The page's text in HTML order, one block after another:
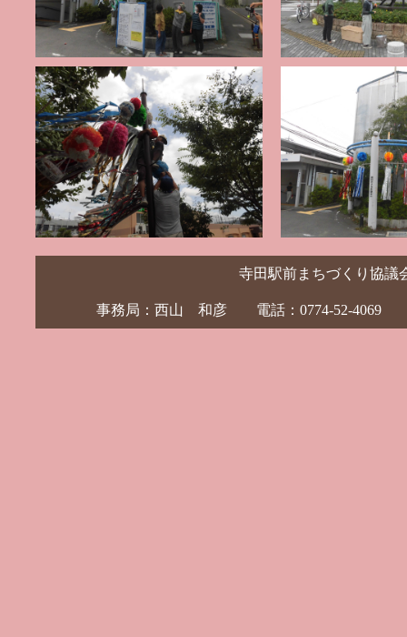
寺田駅前まちづくり協
事務局：西山 和彦 電話：0774-52-